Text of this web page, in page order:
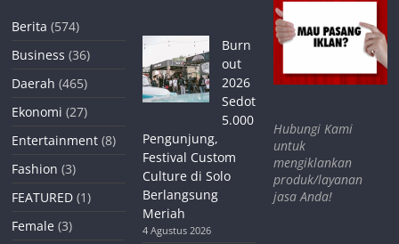
Berita (574)
Business (36)
Daerah (465)
Ekonomi (27)
Entertainment (8)
Fashion (3)
FEATURED (1)
Female (3)
Burn
out
2026
Sedot
5.000
Pengunjung,
Festival Custom
Culture di Solo
Berlangsung
Meriah
4 Agustus 2026
Hubungi Kami
untuk
mengiklankan
produk/layanan
jasa Anda!